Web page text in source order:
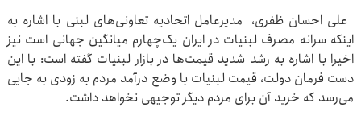
علی احسان ظفری، مدیرعامل اتحادیه تعاونی‌های لبنی با اشاره به
اینکه سرانه مصرف لبنیات در ایران یک‌چهارم میانگین جهانی است نیز
اخیرا با اشاره به رشد شدید قیمت‌ها در بازار لبنیات گفته است: با این
دست فرمان دولت، قیمت لبنیات با وضع درآمد مردم به زودی به جایی
می‌رسد که خرید آن برای مردم دیگر توجیهی نخواهد داشت.